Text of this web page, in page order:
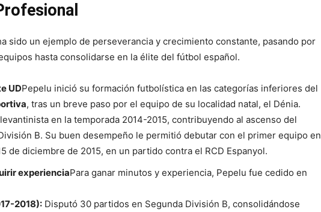
sido un ejemplo de perseverancia y crecimiento constante, pasando por
hasta consolidarse en la élite del fútbol español.
UDPepelu inició su formación futbolística en las categorías inferiores del
, tras un breve paso por el equipo de su localidad natal, el Dénia.
en la temporada 2014-2015, contribuyendo al ascenso del
B. Su buen desempeño le permitió debutar con el primer equipo en
de diciembre de 2015, en un partido contra el RCD Espanyol.
experienciaPara ganar minutos y experiencia, Pepelu fue cedido en
2018): Disputó 30 partidos en Segunda División B, consolidándose